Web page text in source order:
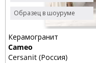
Образец в шоуруме
Керамогранит
Cameo
Cersanit (Россия)